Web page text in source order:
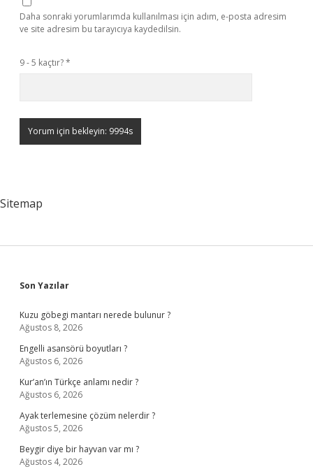
Daha sonraki yorumlarımda kullanılması için adım, e-posta adresim
ve site adresim bu tarayıcıya kaydedilsin.
9 - 5 kaçtır?*
Sitemap
Sidebar
Son Yazılar
Kuzu göbegi mantarı nerede bulunur ?
Ağustos 8, 2026
Engelli asansörü boyutları ?
Ağustos 6, 2026
Kur’an’ın Türkçe anlamı nedir ?
Ağustos 6, 2026
Ayak terlemesine çözüm nelerdir ?
Ağustos 5, 2026
Beygir diye bir hayvan var mı ?
Ağustos 4, 2026